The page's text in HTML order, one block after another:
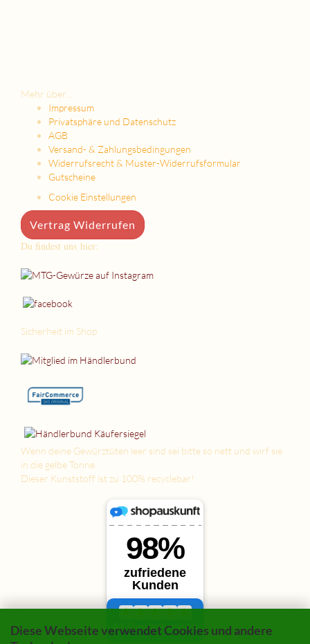
Diese Webseite verwendet Cookies und andere
Mehr über...
Impressum
Privatsphäre und Datenschutz
AGB
Versand- & Zahlungsbedingungen
Widerrufsrecht & Muster-Widerrufsformular
Gutscheine
Cookie Einstellungen
Vertrag Widerrufen
Du findest uns hier:
Sicherheit im Shop
Wenn deine Gewürztüten leer sind sei bitte so nett und wirf sie
in die gelbe Tonne.
Dieser Kunststoff ist zu 100% recyclebar!